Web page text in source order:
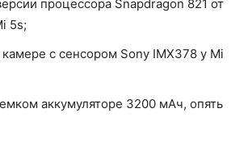
процессора Snapdragon 821 от
5s;
с сенсором Sony IMX378 у Mi
аккумуляторе 3200 мАч, опять